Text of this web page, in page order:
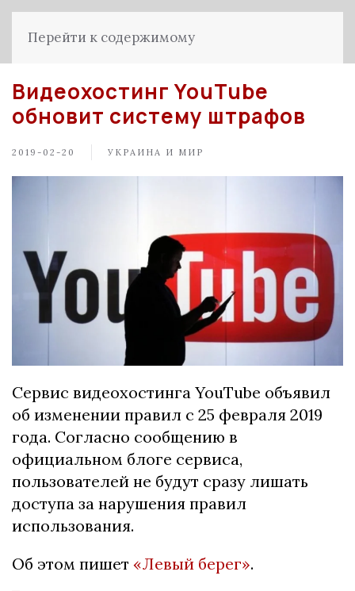
Перейти к содержимому
Видеохостинг YouTube
обновит систему штрафов
2019-02-20 УКРАИНА И МИР
Сервис видеохостинга YouTube объявил
об изменении правил с 25 февраля 2019
года. Согласно сообщению в
официальном блоге сервиса,
пользователей не будут сразу лишать
доступа за нарушения правил
использования.
Об этом пишет «Левый берег».